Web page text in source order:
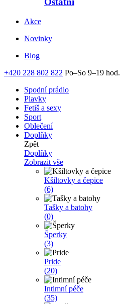
Akce
Novinky
Blog
+420 228 802 822 Po–So 9–19 hod.
Spodní prádlo
Plavky
Fetiš a sexy
Sport
Oblečení
Doplňky
Zpět
Doplňky
Zobrazit vše
Kšiltovky a čepice
(6)
Tašky a batohy
(0)
Šperky
(3)
Pride
(20)
Intimní péče
(35)